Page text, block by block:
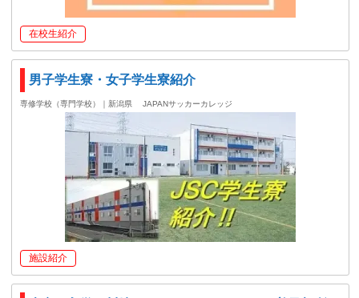
在校生紹介
男子学生寮・女子学生寮紹介
専修学校（専門学校）｜新潟県 JAPANサッカーカレッジ
施設紹介